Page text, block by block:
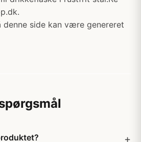
denne side kan være genereret